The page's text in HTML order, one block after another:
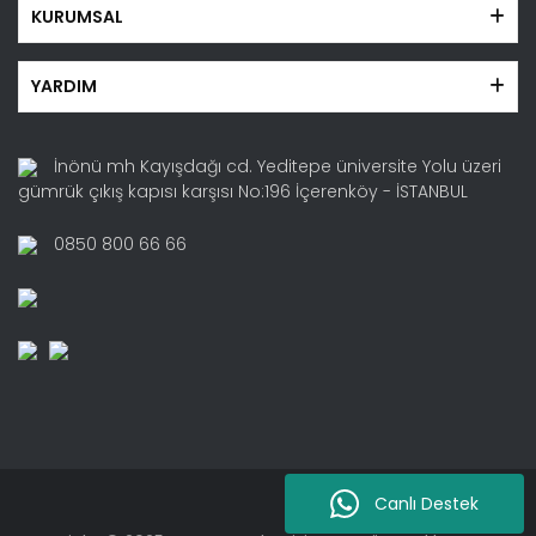
KURUMSAL
YARDIM
İnönü mh Kayışdağı cd. Yeditepe üniversite Yolu üzeri
gümrük çıkış kapısı karşısı No:196 İçerenköy - İSTANBUL
0850 800 66 66
Canlı Destek